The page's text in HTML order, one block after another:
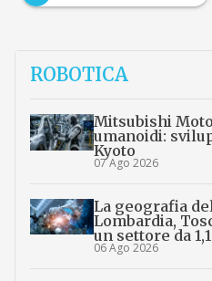
ROBOTICA
Mitsubishi
umanoidi:
Kyoto
07 Ago 2026
La geografia
Lombardia,
un settore da
06 Ago 2026